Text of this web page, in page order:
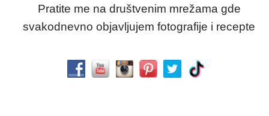
Pratite me na društvenim mrežama gde
svakodnevno objavljujem fotografije i recepte